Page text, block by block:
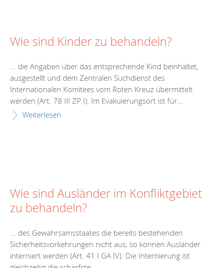
Wie sind Kinder zu behandeln?
... die Angaben über das entsprechende Kind beinhaltet,
ausgestellt und dem Zentralen Suchdienst des
Internationalen Komitees vom Roten Kreuz übermittelt
werden (Art. 78 III ZP I). Im Evakuierungsort ist für...
Weiterlesen
Wie sind Ausländer im Konfliktgebiet
zu behandeln?
... des Gewahrsamsstaates die bereits bestehenden
Sicherheitsvorkehrungen nicht aus, so können Ausländer
interniert werden (Art. 41 I GA IV). Die Internierung ist